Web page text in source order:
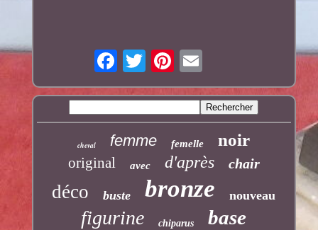
cheval femme femelle noir
original avec d'après chair
déco buste bronze nouveau
figurine chiparus base